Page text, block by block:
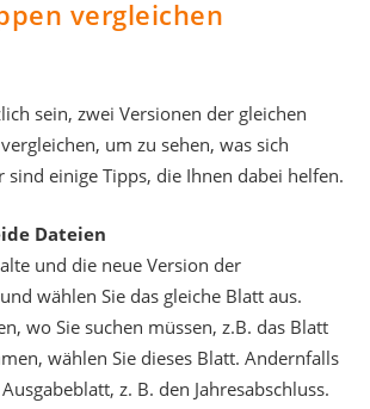
vergleichen
sein, zwei Versionen der gleichen
um zu sehen, was sich
sind einige Tipps, die Ihnen dabei helfen.
Dateien
und die neue Version der
wählen Sie das gleiche Blatt aus.
wo Sie suchen müssen, z.B. das Blatt
wählen Sie dieses Blatt. Andernfalls
z. B. den Jahresabschluss.